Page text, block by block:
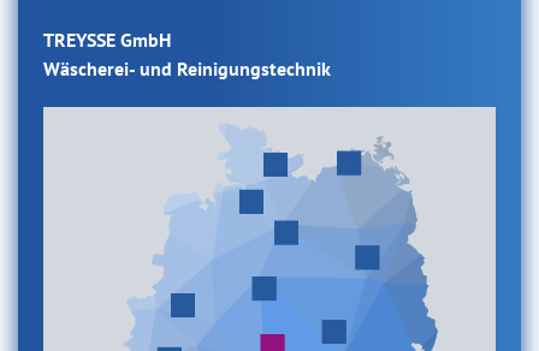
TREYSSE GmbH
Wäscherei- und Reinigungstechnik